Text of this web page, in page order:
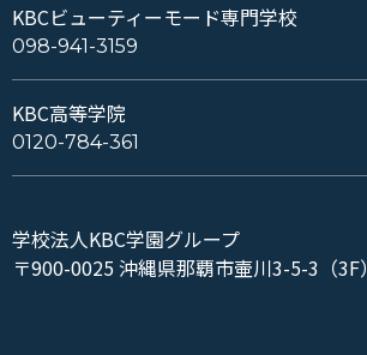
KBCビューティーモード専門学校
098-941-3159
KBC高等学院
0120-784-361
学校法人KBC学園グループ
〒900-0025 沖縄県那覇市壷川3-5-3（3F）